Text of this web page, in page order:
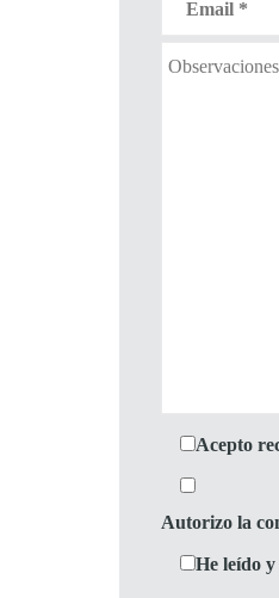
Acepto
Autorizo la
He leído y